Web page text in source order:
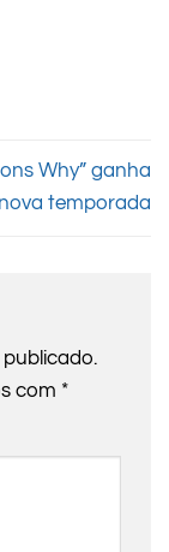
Why” ganha
nova temporada
com *